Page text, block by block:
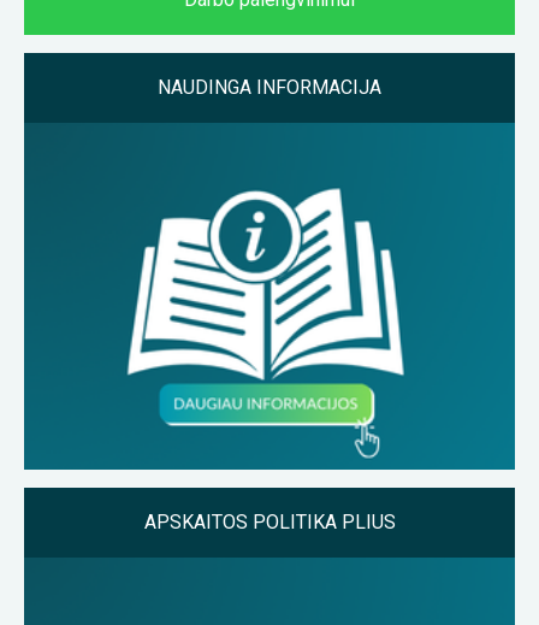
NAUDINGA INFORMACIJA
APSKAITOS POLITIKA PLIUS